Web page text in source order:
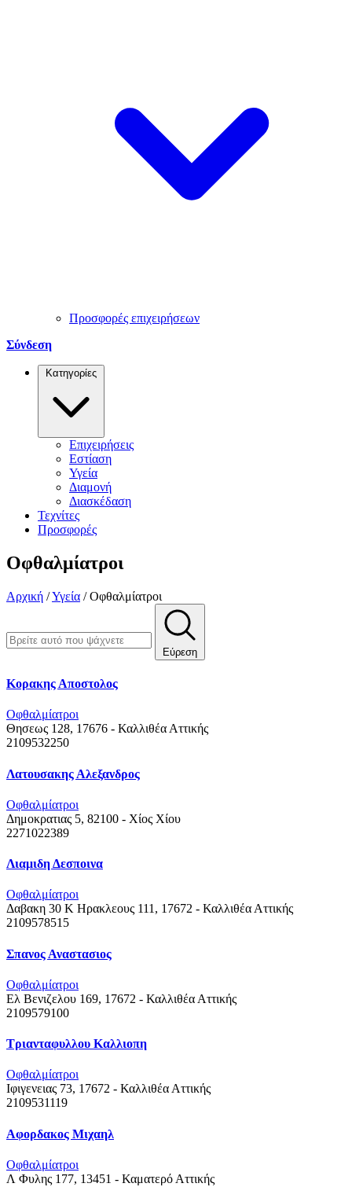
Προσφορές επιχειρήσεων
Σύνδεση
Κατηγορίες
Επιχειρήσεις
Εστίαση
Υγεία
Διαμονή
Διασκέδαση
Τεχνίτες
Προσφορές
Οφθαλμίατροι
Αρχική /Υγεία / Οφθαλμίατροι
Εύρεση
Κορακης Αποστολος
Οφθαλμίατροι
Θησεως 128, 17676 - Καλλιθέα Αττικής
2109532250
Λατουσακης Αλεξανδρος
Οφθαλμίατροι
Δημοκρατιας 5, 82100 - Χίος Χίου
2271022389
Λιαμιδη Δεσποινα
Οφθαλμίατροι
Δαβακη 30 Κ Ηρακλεους 111, 17672 - ΚαλλιθέαΑττικής
2109578515
Σπανος Αναστασιος
Οφθαλμίατροι
Ελ Βενιζελου 169, 17672 - Καλλιθέα Αττικής
2109579100
Τριανταφυλλου Καλλιοπη
Οφθαλμίατροι
Ιφιγενειας 73, 17672 - ΚαλλιθέαΑττικής
2109531119
Αφορδακος Μιχαηλ
Οφθαλμίατροι
Λ Φυλης 177, 13451 - Καματερό Αττικής